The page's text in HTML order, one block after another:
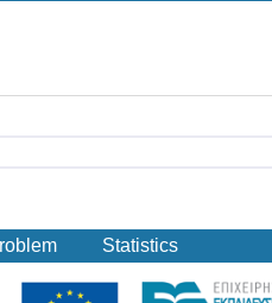
Statistics